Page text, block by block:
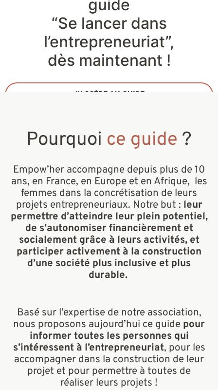
guide
“Se lancer dans
l’entrepreneuriat”,
dès maintenant !
J'ACCÈDE AU GUIDE
Pourquoi ce guide ?
Empow’her accompagne depuis plus de 10
ans, en France, en Europe et en Afrique, les
femmes dans la concrétisation de leurs
projets entrepreneuriaux. Notre but : leur
permettre d’atteindre leur plein potentiel,
de s’autonomiser financièrement et
socialement grâce à leurs activités, et
participer activement à la construction
d’une société plus inclusive et plus
durable.
Basé sur l’expertise de notre association,
nous proposons aujourd’hui ce guide pour
informer toutes les personnes qui
s’intéressent à l’entrepreneuriat, pour les
accompagner dans la construction de leur
projet et pour permettre à toutes de
réaliser leurs projets !